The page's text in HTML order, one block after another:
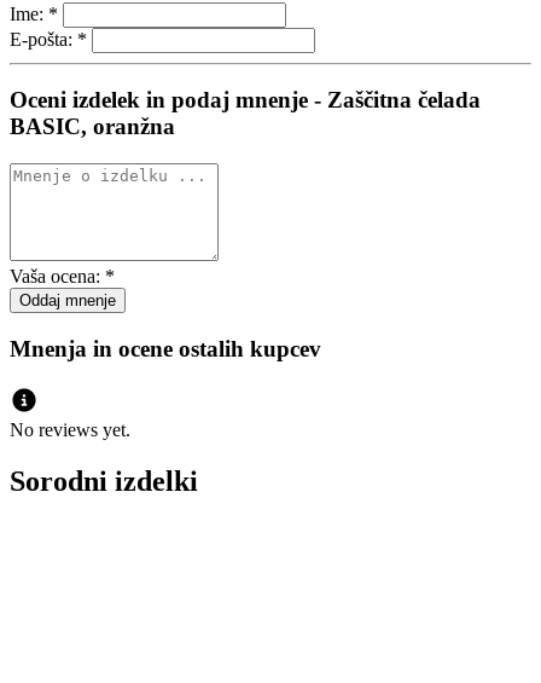
Ime: *
E-pošta: *
Oceni izdelek in podaj mnenje - Zaščitna čelada
BASIC, oranžna
Vaša ocena: *
Mnenja in ocene ostalih kupcev
No reviews yet.
Sorodni izdelki